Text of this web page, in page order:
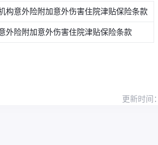
意外险附加意外伤害住院津贴保险条款
险附加意外伤害住院津贴保险条款
更新时间：